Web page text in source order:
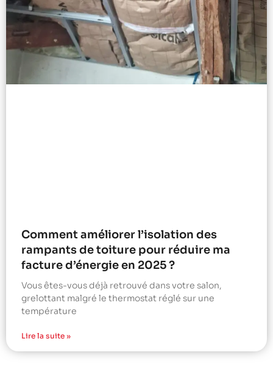
Comment améliorer l’isolation des
rampants de toiture pour réduire ma
facture d’énergie en 2025 ?
Vous êtes-vous déjà retrouvé dans votre salon,
grelottant malgré le thermostat réglé sur une
température
Lire la suite »